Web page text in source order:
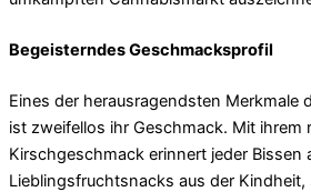
Begeisterndes Geschmacksprofil
Eines der herausragendsten Merkmale
ist zweifellos ihr Geschmack. Mit ihrem
Kirschgeschmack erinnert jeder Bissen
Lieblingsfruchtsnacks aus der